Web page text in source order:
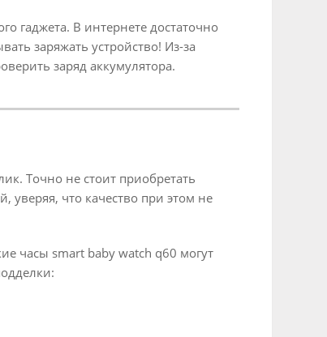
гаджета. В интернете достаточно
заряжать устройство! Из-за
заряд аккумулятора.
Точно не стоит приобретать
уверяя, что качество при этом не
часы smart baby watch q60 могут